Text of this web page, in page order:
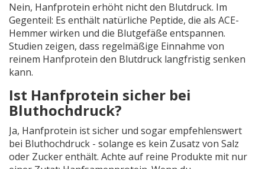
Nein, Hanfprotein erhöht nicht den Blutdruck. Im
Gegenteil: Es enthält natürliche Peptide, die als ACE-
Hemmer wirken und die Blutgefäße entspannen.
Studien zeigen, dass regelmäßige Einnahme von
reinem Hanfprotein den Blutdruck langfristig senken
kann.
Ist Hanfprotein sicher bei
Bluthochdruck?
Ja, Hanfprotein ist sicher und sogar empfehlenswert
bei Bluthochdruck - solange es kein Zusatz von Salz
oder Zucker enthält. Achte auf reine Produkte mit nur